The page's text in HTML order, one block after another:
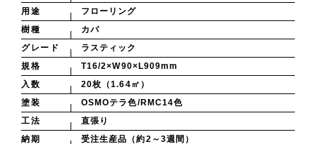
用途
フローリング
樹種
カバ
グレード
ラスティック
規格
T16/2×W90×L909mm
入数
20枚（1.64㎡）
塗装
OSMOテラ色/RMC14色
工法
直張り
納期
受注生産品（約2～3週間）